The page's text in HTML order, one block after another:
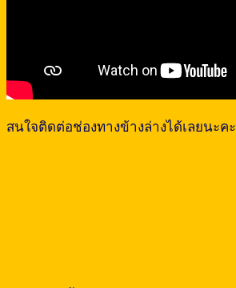
สนใจติดต่อช่องทางข้างล่างได้เลยนะคะ